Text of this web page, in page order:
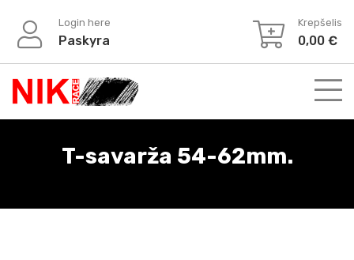
Login here
Paskyra
Krepšelis
0,00 €
T-savarža 54-62mm.